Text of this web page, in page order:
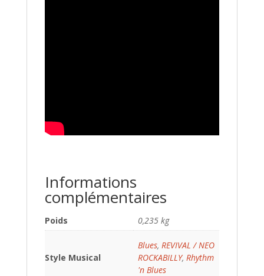
Informations
complémentaires
Poids 0,235 kg
Style Musical
Blues, REVIVAL / NEO
ROCKABILLY, Rhythm
'n Blues